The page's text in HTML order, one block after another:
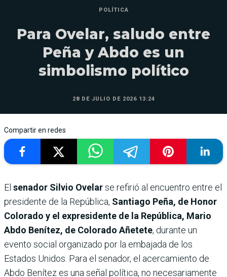
POLÍTICA
Para Ovelar, saludo entre
Peña y Abdo es un
simbolismo político
28 DE JULIO DE 2026 13:24
Compartir en redes
El senador Silvio Ovelarse refirió al encuentro entre el
presidente de la República, Santiago Peña, de Honor
Colorado y el expresidente de la República, Mario
Abdo Benítez, de Colorado Añetete, durante un
evento social organizado por la embajada de los
Estados Unidos. Para el senador, el acercamiento de
Abdo Benítez es una señal política, no necesariamente